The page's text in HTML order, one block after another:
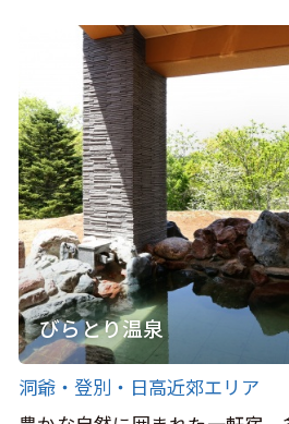
びらとり温泉
洞爺・登別・日高近郊エリア